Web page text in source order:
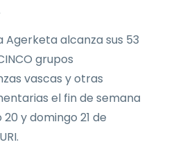
Agerketa alcanza sus 53
grupos
vascas y otras
el fin de semana
y domingo 21 de